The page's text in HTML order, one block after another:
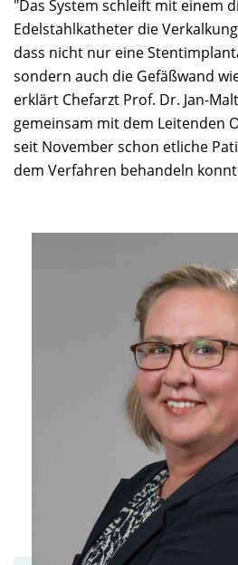
"Das System schleift mit einem
Edelstahlkatheter die
dass nicht nur eine
sondern auch die Gefäßwand
erklärt Chefarzt Prof. Dr. Jan-
gemeinsam mit dem Leitenden
seit November schon etliche
dem Verfahren behandeln